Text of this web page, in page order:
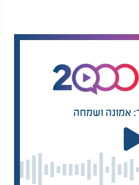
אמונה ושמחה